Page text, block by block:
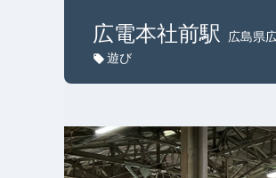
広電本社前駅
広島県
遊び